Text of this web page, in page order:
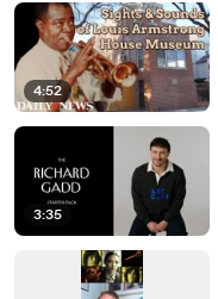
4:52
3:35